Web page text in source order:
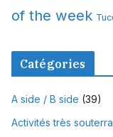
of the week
Catégories
A side / B side (39)
Activités très